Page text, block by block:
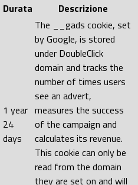
Durata Descrizione
1 year
24
days
The __gads cookie, set
by Google, is stored
under DoubleClick
domain and tracks the
number of times users
see an advert,
measures the success
of the campaign and
calculates its revenue.
This cookie can only be
read from the domain
they are set on and will